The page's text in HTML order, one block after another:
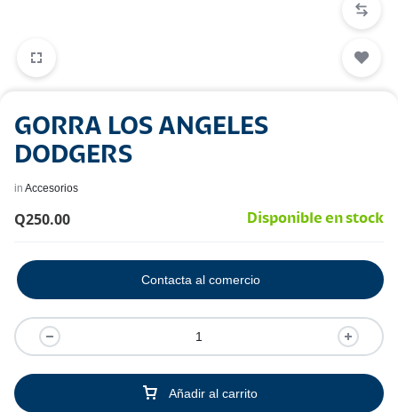
GORRA LOS ANGELES
DODGERS
in Accesorios
Q250.00 Disponible en stock
Añadir al carrito
Contacta al comercio